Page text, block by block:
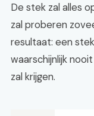
De stek zal alles
zal proberen
resultaat: een
waarschijnlijk
zal krijgen.